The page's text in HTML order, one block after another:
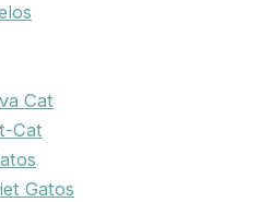
Cat
Cat
Gatos